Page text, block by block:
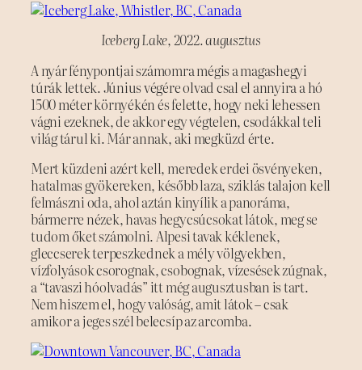
Iceberg Lake, 2022. augusztus
A nyár fénypontjai számomra mégis a magashegyi
túrák lettek. Június végére olvad csal el annyira a hó
1500 méter környékén és felette, hogy neki lehessen
vágni ezeknek, de akkor egy végtelen, csodákkal teli
világ tárul ki. Már annak, aki megküzd érte.
Mert küzdeni azért kell, meredek erdei ösvényeken,
hatalmas gyökereken, később laza, sziklás talajon kell
felmászni oda, ahol aztán kinyílik a panoráma,
bármerre nézek, havas hegycsúcsokat látok, meg se
tudom őket számolni. Alpesi tavak kéklenek,
gleccserek terpeszkednek a mély völgyekben,
vízfolyások csorognak, csobognak, vízesések zúgnak,
a “tavaszi hóolvadás” itt még augusztusban is tart.
Nem hiszem el, hogy valóság, amit látok – csak
amikor a jeges szél belecsíp az arcomba.